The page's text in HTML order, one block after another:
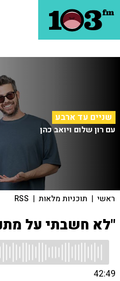
שניים עד ארבע
עם רון שלום ויואב כהן
ראשי | תוכניות מלאות |
RSS
"לא חשבתי על
42:49